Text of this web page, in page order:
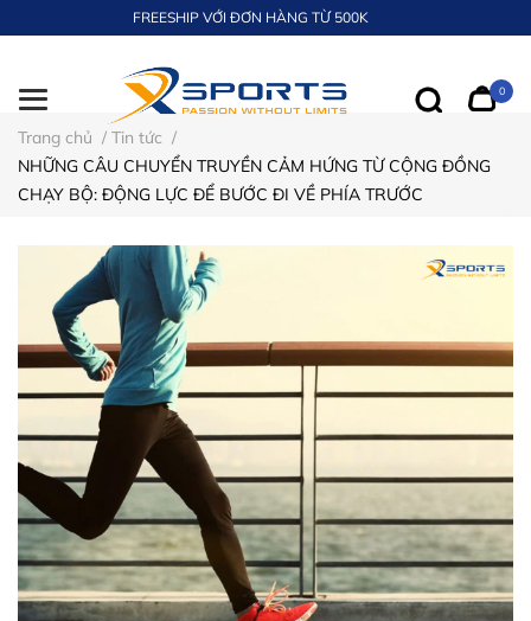
FREESHIP VỚI ĐƠN HÀNG TỪ 500K
0
Trang chủ / Tin tức /
NHỮNG CÂU CHUYỂN TRUYỀN CẢM HỨNG TỪ CỘNG ĐỒNG
CHẠY BỘ: ĐỘNG LỰC ĐỂ BƯỚC ĐI VỀ PHÍA TRƯỚC